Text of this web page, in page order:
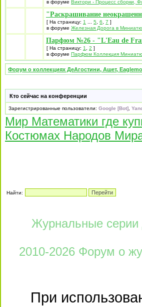
в форуме Виктори - Процесс сборки,
"Раскрашивание
[ На страницу: 1 5 6 7 ]
в форуме Железная Дорога в
Парфюм №26 - "L'Eau de
[ На страницу: 1 2 ]
в форуме Парфюм Коллекция
Форум о коллекциях ДеАгостини, Ашет,
Кто сейчас на конференции
Зарегистрированные пользователи: Google [Bot]
Мир Математики где
Костюмах Народов
Найти:
Журнальные серии
2010-2026 Форум о
При